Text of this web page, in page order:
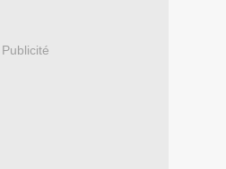
Publicité